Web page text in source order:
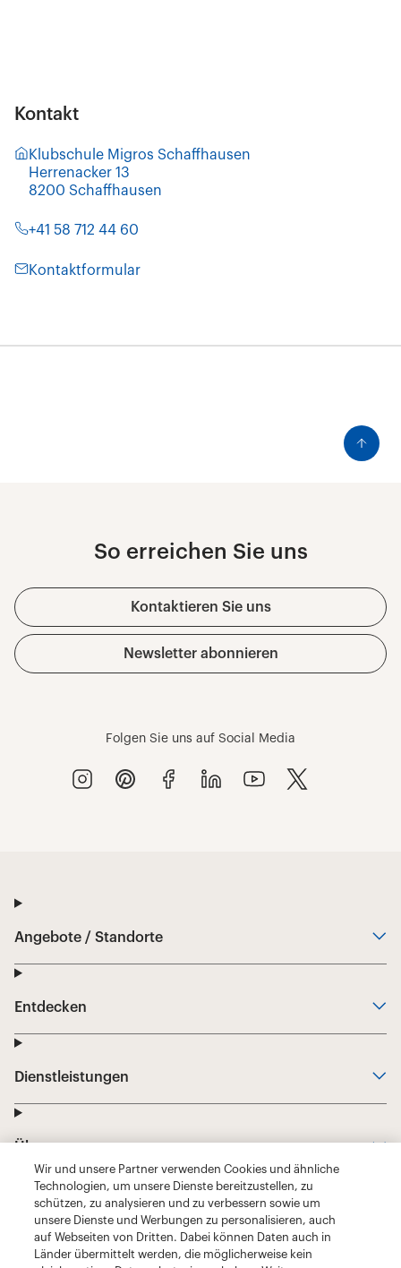
Wir und unsere Partner verwenden Cookies und ähnliche
Technologien, um unsere Dienste bereitzustellen, zu
schützen, zu analysieren und zu verbessern sowie um
unsere Dienste und Werbungen zu personalisieren, auch
auf Webseiten von Dritten. Dabei können Daten auch in
Länder übermittelt werden, die möglicherweise kein